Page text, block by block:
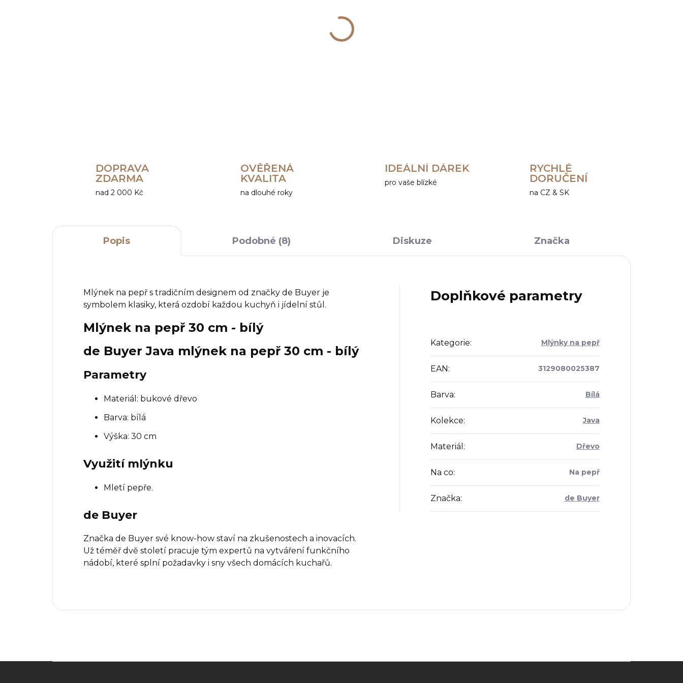
DOPRAVA
ZDARMA
nad 2 000 Kč
OVĚŘENÁ
KVALITA
na dlouhé roky
IDEÁLNÍ DÁREK
pro vaše blízké
RYCHLÉ
DORUČENÍ
na CZ & SK
Popis Podobné (8) Diskuze Značka
Mlýnek na pepř s tradičním designem od značky de Buyer je
symbolem klasiky, která ozdobí každou kuchyň i jídelní stůl.
Mlýnek na pepř 30 cm - bílý
de Buyer Java mlýnek na pepř 30 cm - bílý
Parametry
Materiál: bukové dřevo
Barva: bílá
Výška: 30 cm
Využití mlýnku
Mletí pepře.
de Buyer
Značka de Buyer své know-how staví na zkušenostech a inovacích.
Už téměř dvě století pracuje tým expertů na vytváření funkčního
nádobí, které splní požadavky i sny všech domácích kuchařů.
Doplňkové parametry
Kategorie: Mlýnky na pepř
EAN : 3129080025387
Barva: Bílá
Kolekce: Java
Materiál : Dřevo
Na co: Na pepř
Značka: de Buyer